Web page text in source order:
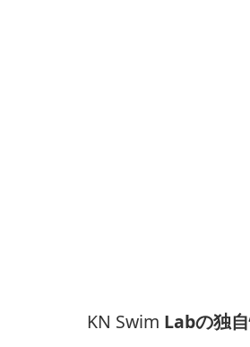
KN Swim Labの独